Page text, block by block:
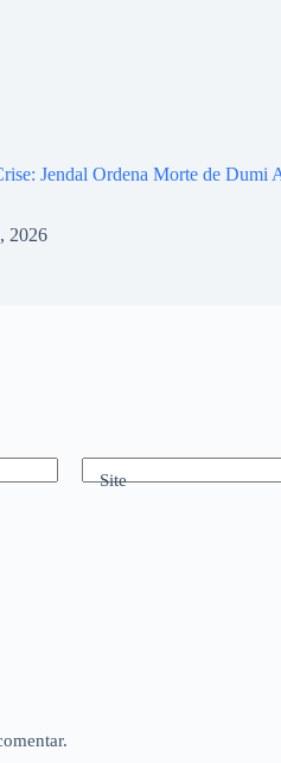
Jendal Ordena Morte de Dumi
2026
Site